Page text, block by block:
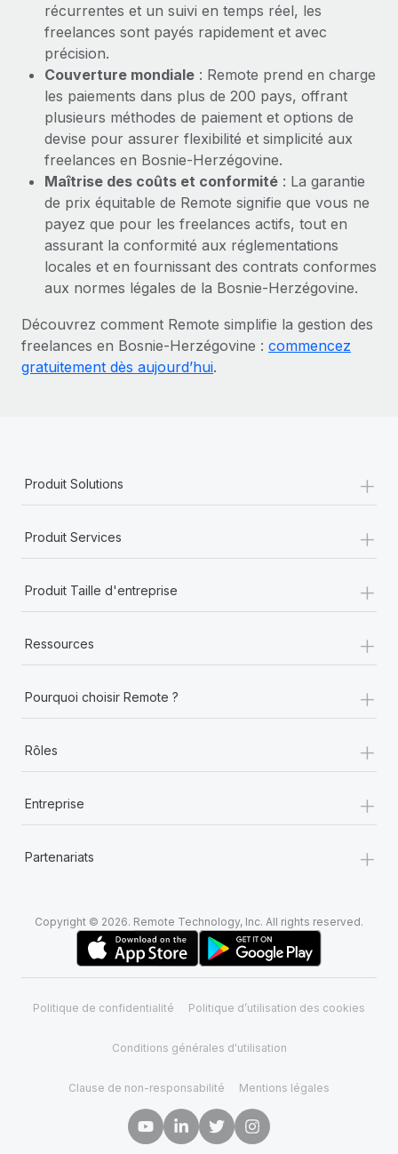
récurrentes et un suivi en temps réel, les
freelances sont payés rapidement et avec
précision.
Couverture mondiale : Remote prend en charge
les paiements dans plus de 200 pays, offrant
plusieurs méthodes de paiement et options de
devise pour assurer flexibilité et simplicité aux
freelances en Bosnie-Herzégovine.
Maîtrise des coûts et conformité : La garantie
de prix équitable de Remote signifie que vous ne
payez que pour les freelances actifs, tout en
assurant la conformité aux réglementations
locales et en fournissant des contrats conformes
aux normes légales de la Bosnie-Herzégovine.
Découvrez comment Remote simplifie la gestion des
freelances en Bosnie-Herzégovine : commencez
gratuitement dès aujourd’hui.
Produit Solutions +
Produit Services +
Produit Taille d'entreprise +
Ressources +
Pourquoi choisir Remote ? +
Rôles +
Entreprise +
Partenariats +
Copyright © 2026. Remote Technology, Inc. All rights reserved.
Politique de confidentialité Politique d’utilisation des cookies
Conditions générales d'utilisation
Clause de non-responsabilité Mentions légales